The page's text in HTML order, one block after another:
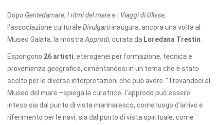
Dopo Gentedamare, I ritmi del maree i Viaggi di Ulisse,
l’associazione culturale Divulgartiinaugura, ancora una volta al
Museo Galata, la mostra Approdi, curata da Loredana Trestin
Espongono 26 artisti, eterogenei per formazione, tecnica e
provenienza geografica, cimentandosi in un tema che è stato
scelto per le diverse interpretazioni che può avere. “Trovandoci al
Museo del mare –spiega la curatrice- l’approdo può essere
inteso sia dal punto di vista marinaresco, come luogo d’arrivo e
riferimento per le navi, sia dal punto di vista spirituale, come